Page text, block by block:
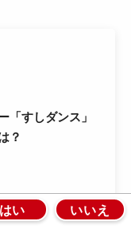
「すしダンス」
？
の？YouTubeと
ット、事例を解
はい いいえ